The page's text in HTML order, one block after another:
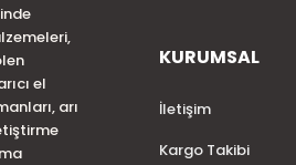
el
arı
KURUMSAL
İletişim
Kargo Takibi